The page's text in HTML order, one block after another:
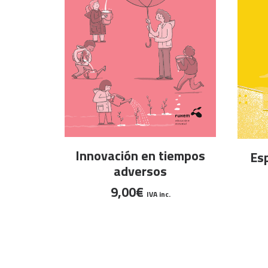
AÑADIR AL CARRITO
Innovación en tiempos
adversos
9,00€ IVA inc.